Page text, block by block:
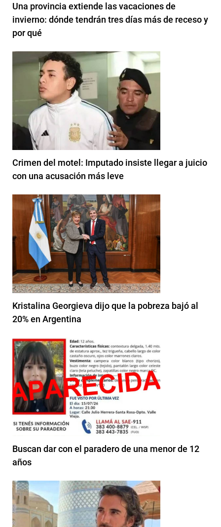
Una provincia extiende las vacaciones de
invierno: dónde tendrán tres días más de receso y
por qué
Crimen del motel: Imputado insiste llegar a juicio
con una acusación más leve
Kristalina Georgieva dijo que la pobreza bajó al
20% en Argentina
Buscan dar con el paradero de una menor de 12
años